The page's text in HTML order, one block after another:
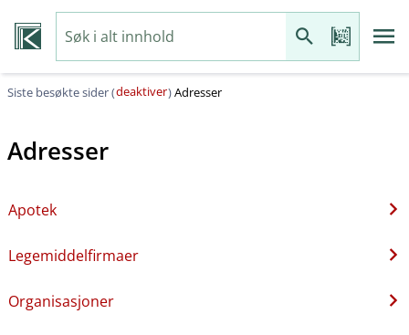
Siste besøkte sider (deaktiver)Adresser
Adresser
Apotek
Legemiddelfirmaer
Organisasjoner